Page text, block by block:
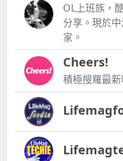
OL上班族，
分享。現於
家。
Cheers!
積極搜羅最新